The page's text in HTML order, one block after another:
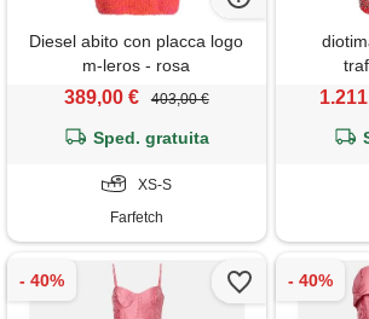
Diesel abito con placca logo
m-leros - rosa
389,00 € 403,00 €
Sped. gratuita
XS-S
Farfetch